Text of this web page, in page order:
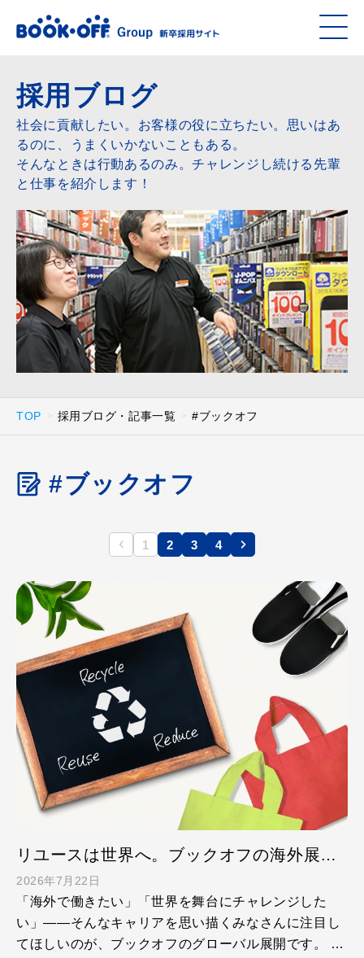
採用ブログ
社会に貢献したい。お客様の役に立ちたい。思いはあ
るのに、うまくいかないこともある。
そんなときは行動あるのみ。チャレンジし続ける先輩
と仕事を紹介します！
TOP 採用ブログ・記事一覧 #ブックオフ
#ブックオフ
1 2 3 4
リユースは世界へ。ブックオフの海外展開のこれから
2026年7月22日
「海外で働きたい」「世界を舞台にチャレンジした
い」——そんなキャリアを思い描くみなさんに注目し
てほしいのが、ブックオフのグローバル展開です。 世